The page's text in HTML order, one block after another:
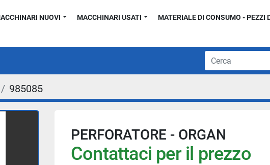
MACCHINARI NUOVI MACCHINARI USATI MATERIALE DI CONSUMO - PEZZI
985085
PERFORATORE - ORGAN
Contattaci per il prezzo